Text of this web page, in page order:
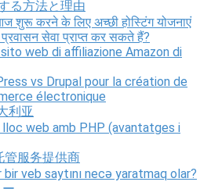
る方法と理由
शुरू करने के लिए अच्छी होस्टिंग योजनाएं
सेवा प्राप्त कर सकते हैं?
web di affiliazione Amazon di
vs Drupal pour la création de
électronique
利亚
web amb PHP (avantatges i
管服务提供商
veb saytını necə yaratmaq olar?